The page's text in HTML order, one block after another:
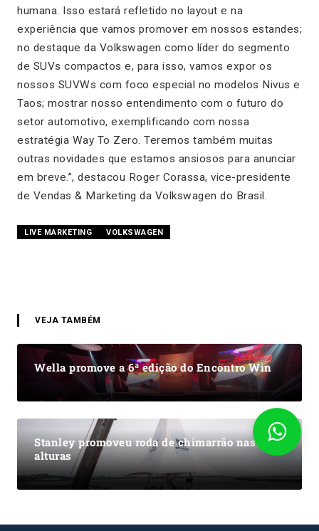
humana. Isso estará refletido no layout e na
experiência que vamos promover em nossos estandes;
no destaque da Volkswagen como líder do segmento
de SUVs compactos e, para isso, vamos expor os
nossos SUVWs com foco especial no modelos Nivus e
Taos; mostrar nosso entendimento com o futuro do
setor automotivo, exemplificando com nossa
estratégia Way To Zero. Teremos também muitas
outras novidades que estamos ansiosos para anunciar
em breve. ”, destacou Roger Corassa, vice-presidente
de Vendas & Marketing da Volkswagen do Brasil.
LIVE MARKETING VOLKSWAGEN
VEJA TAMBÉM
Wella promove a 6ª edição do Encontro Win
Stanley promoveu roda de chimarrão nas
alturas